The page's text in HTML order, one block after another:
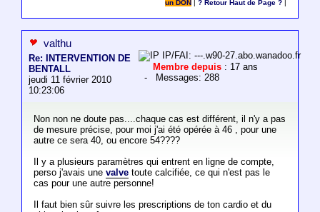
un DON |? Retour Haut de Page ?
valthu
Re: INTERVENTION DE
BENTALL
jeudi 11 février 2010
10:23:06
IP/FAI: ---.w90-27.abo.wanadoo.fr
Membre depuis : 17 ans
- Messages: 288
Non non ne doute pas....chaque cas est différent, il n'y a pas
de mesure précise, pour moi j'ai été opérée à 46 , pour une
autre ce sera 40, ou encore 54????
Il y a plusieurs paramètres qui entrent en ligne de compte,
perso j'avais une valvetoute calcifiée, ce qui n'est pas le
cas pour une autre personne!
Il faut bien sûr suivre les prescriptions de ton cardio et du